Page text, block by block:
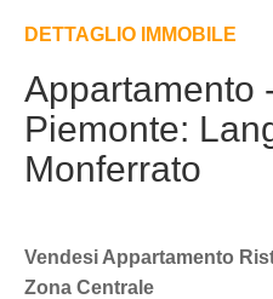
DETTAGLIO IMMOBILE
Appartamento
Piemonte:
Monferrato
Vendesi Appartamento
Zona Centrale